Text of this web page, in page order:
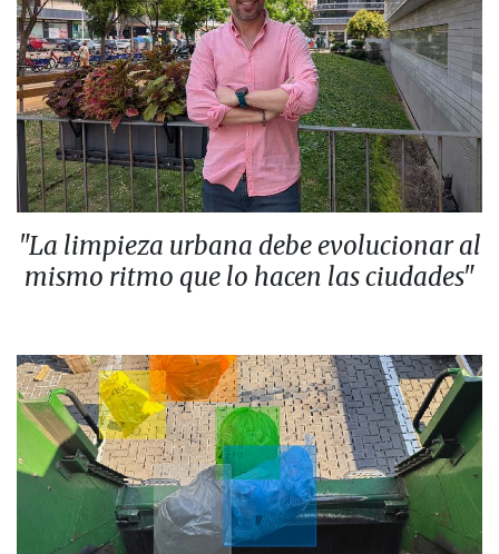
"La limpieza urbana debe evolucionar al
mismo ritmo que lo hacen las ciudades"